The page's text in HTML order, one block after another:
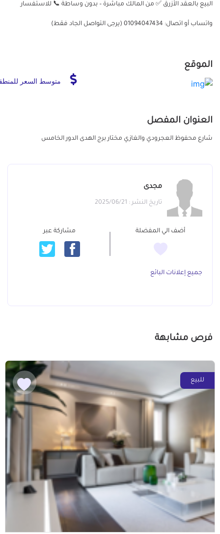
البيع بالعقد الأزرق ✅ من المالك مباشرة – بدون وساطة 📞 للاستفسار
واتساب أو اتصال: 01094047434 (يرجى التواصل الجاد فقط)
الموقع
متوسط السعر
العنوان المفصل
شارع محفوظ العجرودي والغازي مختار برج الهدى الدور الخامس
مجدى
تاريخ النشر : 2025/06/21
أضف الي المفضلة مشاركة عبر
جميع إعلانات البائع
فرص مشابهة
للبيع